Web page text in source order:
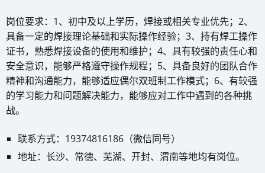
岗位要求：1、初中及以上学历，焊接或相关专业优先；2、
具备一定的焊接理论基础和实际操作经验；3、持有焊工操作
证书，熟悉焊接设备的使用和维护；4、具有较强的责任心和
安全意识，能够严格遵守操作规程；5、具备良好的团队合作
精神和沟通能力，能够适应偶尔双班制工作模式；6、有较强
的学习能力和问题解决能力，能够应对工作中遇到的各种挑
战。
联系方式：19374816186（微信同号）
地址：长沙、常德、芜湖、开封、渭南等地均有岗位。